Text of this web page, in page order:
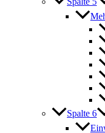
Spalte 6